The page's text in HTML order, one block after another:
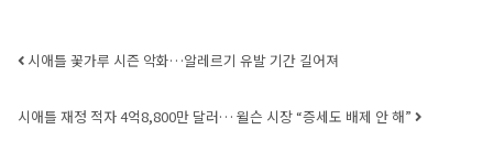
Post navigation
시애틀 꽃가루 시즌 악화…알레르기 유발 기간 길어져
시애틀 재정 적자 4억8,800만 달러… 윌슨 시장 “증세도 배제 안 해”